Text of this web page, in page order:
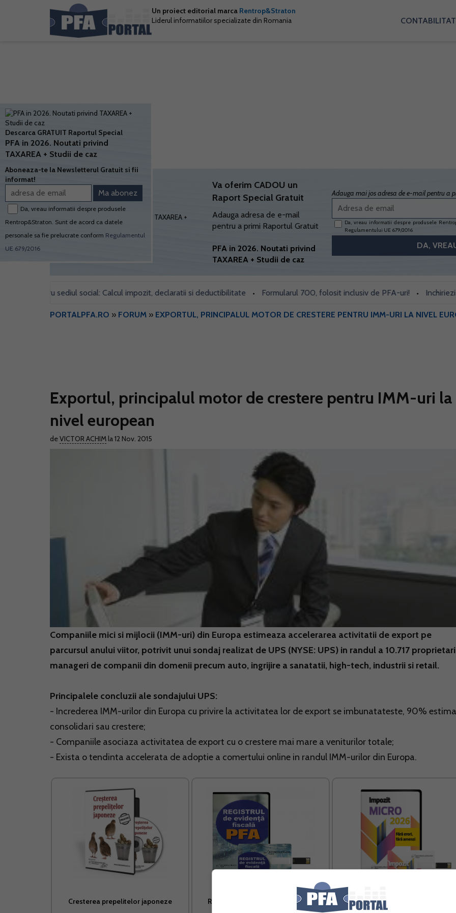
Un proiect editorial marca Rentrop&Straton
Liderul informatiilor specializate din Romania
Va oferim CADOU un
Raport Special Gratuit
Adauga adresa de e-mail
pentru a primi Raportul Gratuit
PFA in 2026. Noutati privind
TAXAREA + Studii de caz
Adauga mai jos adresa de e-mail pentru a
Da, vreau informatii despre produsele
Regulamentului UE 679/2016
pentru sediul social: Calcul impozit, declaratii si deductibilitate • Formularul 700, folosit inclusiv de PFA-uri! • Inchiriezi prin
PORTALPFA.RO » FORUM » EXPORTUL, PRINCIPALUL MOTOR DE CRESTERE PENTRU IMM-URI LA NIVEL
Exportul, principalul motor de crestere pentru IMM-uri la
nivel european
deVICTOR ACHIM la 12 Nov. 2015
Companiile mici si mijlocii (IMM-uri) din Europa estimeaza accelerarea activitatii de export pe
parcursul anului viitor, potrivit unui sondaj realizat de UPS (NYSE: UPS) in randul a 10.717
manageri de companii din domenii precum auto, ingrijire a sanatatii, high-tech, industrii si retail.
Principalele concluzii ale sondajului UPS:
- Increderea IMM-urilor din Europa cu privire la activitatea lor de export se imbunatateste, 90%
consolidari sau crestere;
- Companiile asociaza activitatea de export cu o crestere mai mare a veniturilor totale;
- Exista o tendinta accelerata de adoptie a comertului online in randul IMM-urilor din Europa.
Cresterea prepelitelor japoneze Registrul de Evidenta Fiscala PFA
Impozit MICRO 2026 Fara erori
Descarca GRATUIT Raportul Special
PFA in 2026. Noutati privind
TAXAREA + Studii de caz
Aboneaza-te la Newsletterul Gratuit si fii
informat!
Da, vreau informatii despre produsele
Rentrop&Straton. Sunt de acord ca datele
personale sa fie prelucrate conform Regulamentul
UE 679/2016